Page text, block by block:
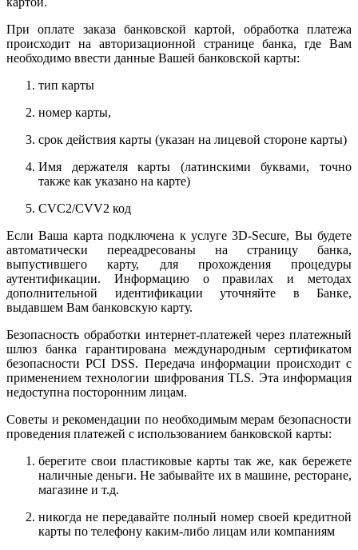
При оплате заказа банковской картой, обработка платежа
происходит на авторизационной странице банка, где Вам
необходимо ввести данные Вашей банковской карты:
тип карты
номер карты,
срок действия карты (указан на лицевой стороне карты)
Имя держателя карты (латинскими буквами, точно
также как указано на карте)
CVC2/CVV2 код
Если Ваша карта подключена к услуге 3D-Secure, Вы будете
автоматически переадресованы на страницу банка,
выпустившего карту, для прохождения процедуры
аутентификации. Информацию о правилах и методах
дополнительной идентификации уточняйте в Банке,
выдавшем Вам банковскую карту.
Безопасность обработки интернет-платежей через платежный
шлюз банка гарантирована международным сертификатом
безопасности PCI DSS. Передача информации происходит с
применением технологии шифрования TLS. Эта информация
недоступна посторонним лицам.
Советы и рекомендации по необходимым мерам безопасности
проведения платежей с использованием банковской карты:
берегите свои пластиковые карты так же, как бережете
наличные деньги. Не забывайте их в машине, ресторане,
магазине и т.д.
никогда не передавайте полный номер своей кредитной
карты по телефону каким-либо лицам или компаниям